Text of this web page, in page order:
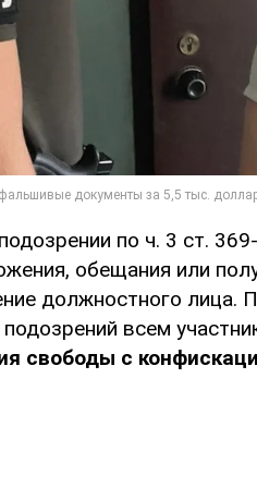
по ч. 3 ст.
обещания или
должностного лица.
всем
свободы с